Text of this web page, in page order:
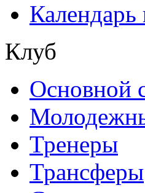
Календарь
Клуб
Основной
Тренеры
Трансферы